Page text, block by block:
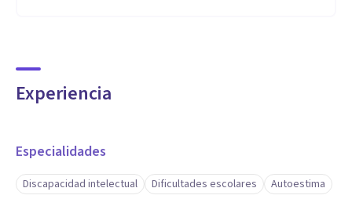
Experiencia
Especialidades
Discapacidad intelectual Dificultades escolares Autoestima